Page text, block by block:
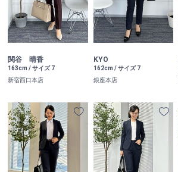
関谷 晴香
163cm / サイズ 7
新宿西口本店
KYO
162cm / サイズ 7
銀座本店